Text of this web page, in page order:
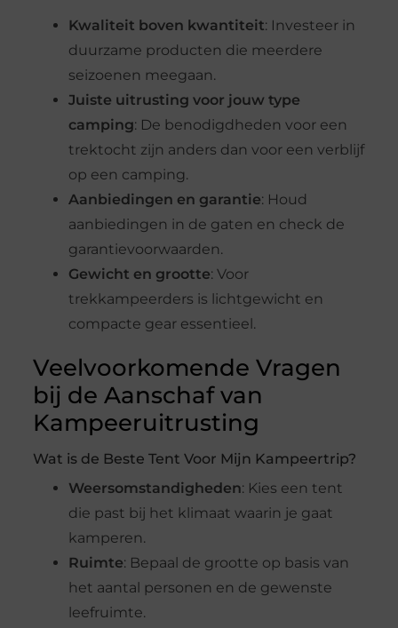
Kwaliteit boven kwantiteit: Investeer in
duurzame producten die meerdere
seizoenen meegaan.
Juiste uitrusting voor jouw type
camping: De benodigdheden voor een
trektocht zijn anders dan voor een verblijf
op een camping.
Aanbiedingen en garantie: Houd
aanbiedingen in de gaten en check de
garantievoorwaarden.
Gewicht en grootte: Voor
trekkampeerders is lichtgewicht en
compacte gear essentieel.
Veelvoorkomende Vragen
bij de Aanschaf van
Kampeeruitrusting
Wat is de Beste Tent Voor Mijn Kampeertrip?
Weersomstandigheden: Kies een tent
die past bij het klimaat waarin je gaat
kamperen.
Ruimte: Bepaal de grootte op basis van
het aantal personen en de gewenste
leefruimte.